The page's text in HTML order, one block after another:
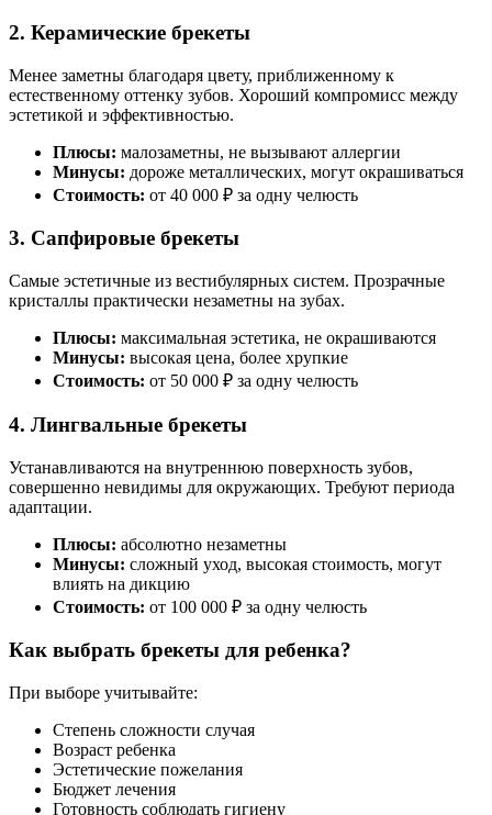
2. Керамические брекеты
Менее заметны благодаря цвету, приближенному к
естественному оттенку зубов. Хороший компромисс между
эстетикой и эффективностью.
Плюсы: малозаметны, не вызывают аллергии
Минусы: дороже металлических, могут окрашиваться
Стоимость: от 40 000 ₽ за одну челюсть
3. Сапфировые брекеты
Самые эстетичные из вестибулярных систем. Прозрачные
кристаллы практически незаметны на зубах.
Плюсы: максимальная эстетика, не окрашиваются
Минусы: высокая цена, более хрупкие
Стоимость: от 50 000 ₽ за одну челюсть
4. Лингвальные брекеты
Устанавливаются на внутреннюю поверхность зубов,
совершенно невидимы для окружающих. Требуют периода
адаптации.
Плюсы: абсолютно незаметны
Минусы: сложный уход, высокая стоимость, могут
влиять на дикцию
Стоимость: от 100 000 ₽ за одну челюсть
Как выбрать брекеты для ребенка?
При выборе учитывайте:
Степень сложности случая
Возраст ребенка
Эстетические пожелания
Бюджет лечения
Готовность соблюдать гигиену